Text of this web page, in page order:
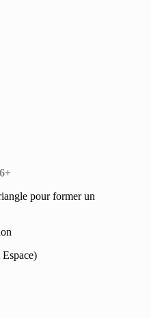
pour former un